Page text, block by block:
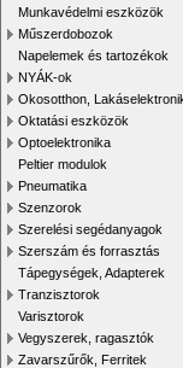
Munkavédelmi eszközök
Műszerdobozok
Napelemek és tartozékok
NYÁK-ok
Okosotthon,
Oktatási eszközök
Optoelektronika
Peltier modulok
Pneumatika
Szenzorok
Szerelési segédanyagok
Szerszám és forrasztás
Tápegységek, Adapterek
Tranzisztorok
Varisztorok
Vegyszerek, ragasztók
Zavarszűrők, Ferritek